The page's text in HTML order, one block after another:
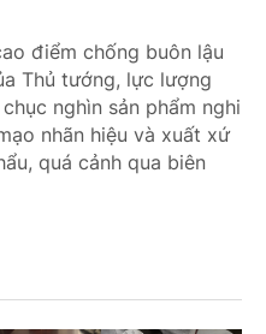
điểm chống buôn lậu
Thủ tướng, lực lượng
nghìn sản phẩm nghi
nhãn hiệu và xuất xứ
quá cảnh qua biên